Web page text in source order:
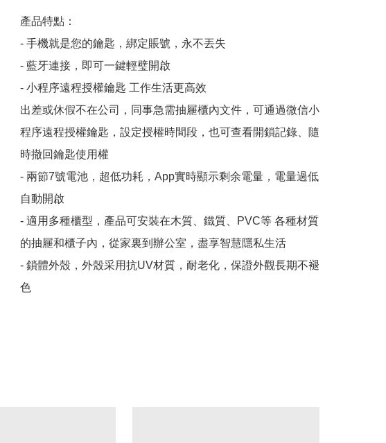
產品特點：
- 手機就是您的鑰匙，綁定賬號，永不丟失
- 藍牙連接，即可一鍵輕璧開啟
- 小程序遠程授權鑰匙 工作生活更高效
出差或休假不在公司，同事急需抽屜櫃內文件，可通過微信小
程序遠程授權鑰匙，設定授權時間段，也可查看開鎖記錄、隨
時撤回鑰匙使用權
- 兩節7號電池，超低功耗，App實時顯示剩余電量，電量過低
自動開啟
- 適用多種櫃型，產品可安裝在木質、鐵質、PVC等 各種材質
的抽屜和櫃子內，從家裏到辦公室，盡享智慧隱私生活
- 鎖體外殼，外殼采用抗UV材質，耐老化，保證外觀長期不褪
色